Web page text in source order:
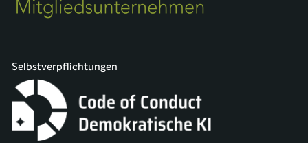
Selbstverpflichtungen